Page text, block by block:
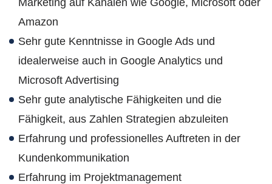
Marketing auf Kanälen wie Google, Microsoft oder
Amazon
Sehr gute Kenntnisse in Google Ads und
idealerweise auch in Google Analytics und
Microsoft Advertising
Sehr gute analytische Fähigkeiten und die
Fähigkeit, aus Zahlen Strategien abzuleiten
Erfahrung und professionelles Auftreten in der
Kundenkommunikation
Erfahrung im Projektmanagement